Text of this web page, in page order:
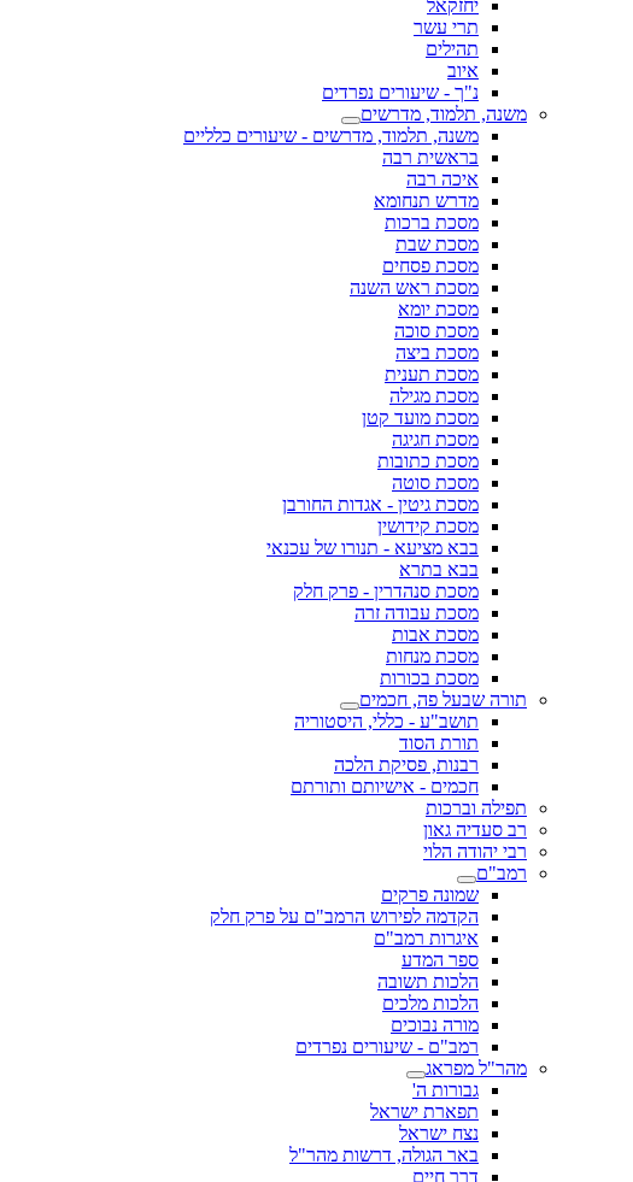
יחזקאל
תרי עשר
תהילים
איוב
נ"ך - שיעורים נפרדים
משנה, תלמוד, מדרשים
משנה, תלמוד, מדרשים - שיעורים כלליים
בראשית רבה
איכה רבה
מדרש תנחומא
מסכת ברכות
מסכת שבת
מסכת פסחים
מסכת ראש השנה
מסכת יומא
מסכת סוכה
מסכת ביצה
מסכת תענית
מסכת מגילה
מסכת מועד קטן
מסכת חגיגה
מסכת כתובות
מסכת סוטה
מסכת גיטין - אגדות החורבן
מסכת קידושין
בבא מציעא - תנורו של עכנאי
בבא בתרא
מסכת סנהדרין - פרק חלק
מסכת עבודה זרה
מסכת אבות
מסכת מנחות
מסכת בכורות
תורה שבעל פה, חכמים
תושב"ע - כללי, היסטוריה
תורת הסוד
רבנות, פסיקת הלכה
חכמים - אישיותם ותורתם
תפילה וברכות
רב סעדיה גאון
רבי יהודה הלוי
רמב"ם
שמונה פרקים
הקדמה לפירוש הרמב"ם על פרק חלק
איגרות רמב"ם
ספר המדע
הלכות תשובה
הלכות מלכים
מורה נבוכים
רמב"ם - שיעורים נפרדים
מהר"ל מפראג
גבורות ה'
תפארת ישראל
נצח ישראל
באר הגולה, דרשות מהר"ל
דרך חיים